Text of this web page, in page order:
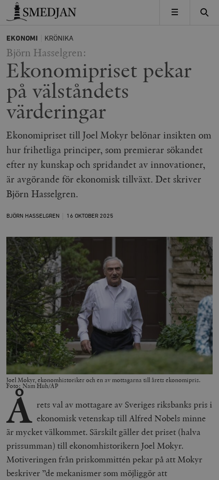
Timbro
MENY
EKONOMI KRÖNIKA
Björn Hasselgren:
Ekonomipriset pekar
på välståndets
värderingar
Ekonomipriset till Joel Mokyr belönar insikten om
hur frihetliga principer, som premierar sökandet
efter ny kunskap och spridandet av innovationer,
är avgörande för ekonomisk tillväxt. Det skriver
Björn Hasselgren.
BJÖRN HASSELGREN 16 OKTOBER 2025
Joel Mokyr, ekonomhistoriker och en av mottagarna till årets ekonomipris.
Foto: Nam Huh/AP
Å rets val av mottagare av Sveriges riksbanks pris i
ekonomisk vetenskap till Alfred Nobels minne
är mycket välkommet. Särskilt gäller det priset (halva
prissumman) till ekonomhistorikern Joel Mokyr.
Motiveringen från priskommittén pekar på att Mokyr
beskriver ”de mekanismer som möjliggör att